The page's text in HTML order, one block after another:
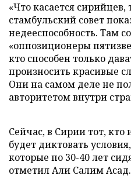
«Что касается сирийцев,
стамбульский совет
недееспособность. Там
«оппозиционеры
кто способен только
произносить красивые
Они на самом деле не
авторитетом внутри
Сейчас, в Сирии тот, кто
будет диктовать
которые по 30-40 лет
отметил Али Салим Асад.